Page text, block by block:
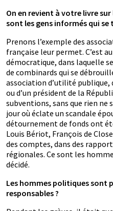
On en revient à votre livre
sont les gens informés qui se
Prenons l’exemple des
française leur permet. C’est
démocratique, dans laquelle
de combinards qui se
association d’utilité publique,
ou d’un président de la
subventions, sans que rien ne
jour où éclate un scandale
détournement de fonds ont
Louis Bériot, François de
des comptes, dans des
régionales. Ce sont les
décidé.
Les hommes politiques sont
responsables ?